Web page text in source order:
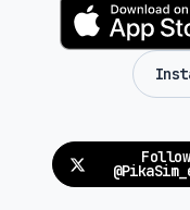
Follow